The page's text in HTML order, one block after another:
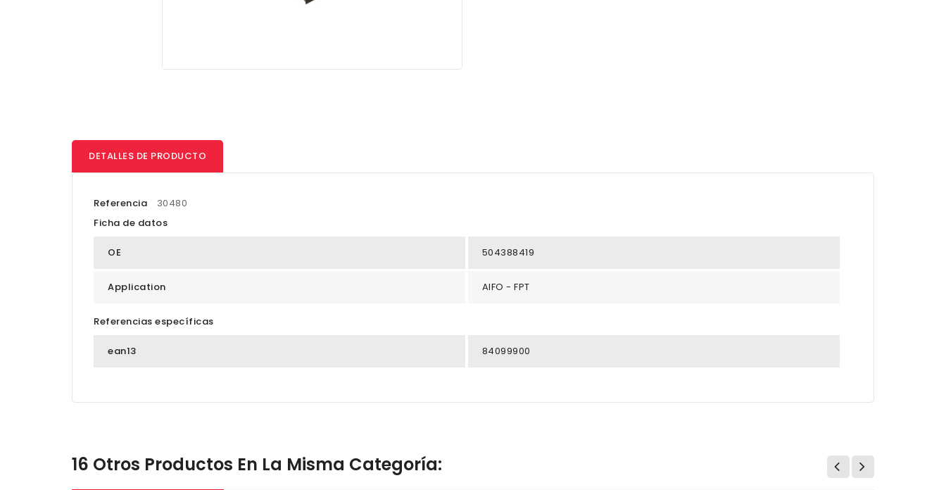
DETALLES DE PRODUCTO
Referencia
30480
Ficha de datos
OE 504388419
Application AIFO - FPT
Referencias específicas
ean13 84099900
16 Otros Productos En La Misma Categoría: